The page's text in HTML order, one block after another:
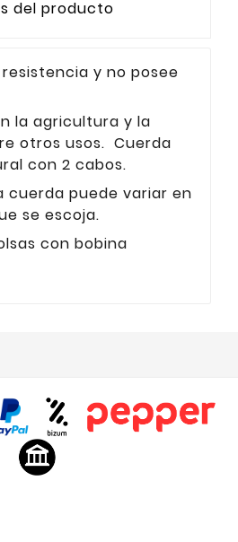
del producto
y no posee
la agricultura y la
otros usos. Cuerda
con 2 cabos.
cuerda puede variar en
se escoja.
con bobina